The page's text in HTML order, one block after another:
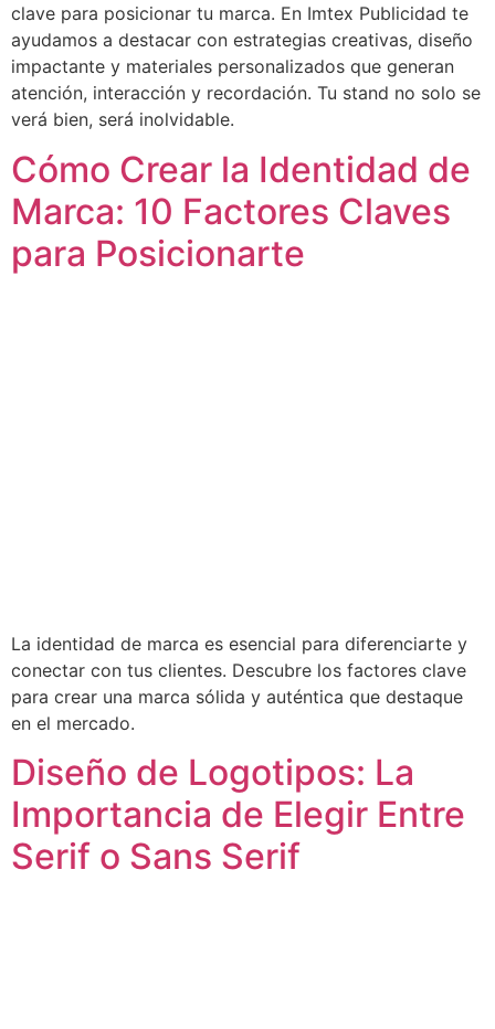
clave para posicionar tu marca. En Imtex Publicidad te
ayudamos a destacar con estrategias creativas, diseño
impactante y materiales personalizados que generan
atención, interacción y recordación. Tu stand no solo se
verá bien, será inolvidable.
Cómo Crear la Identidad de
Marca: 10 Factores Claves
para Posicionarte
La identidad de marca es esencial para diferenciarte y
conectar con tus clientes. Descubre los factores clave
para crear una marca sólida y auténtica que destaque
en el mercado.
Diseño de Logotipos: La
Importancia de Elegir Entre
Serif o Sans Serif